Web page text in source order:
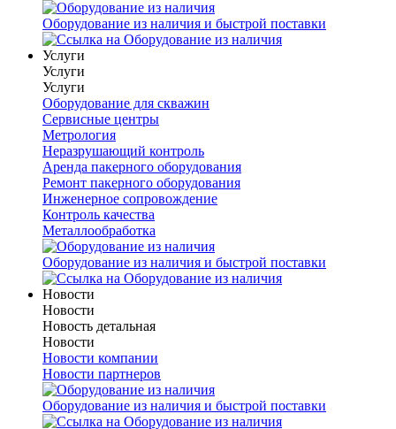
Оборудование из наличия и быстрой поставки
Услуги
Услуги
Услуги
Оборудование для скважин
Сервисные центры
Метрология
Неразрушающий контроль
Аренда пакерного оборудования
Ремонт пакерного оборудования
Инженерное сопровождение
Контроль качества
Металлообработка
Оборудование из наличия и быстрой поставки
Новости
Новости
Новость детальная
Новости
Новости компании
Новости партнеров
Оборудование из наличия и быстрой поставки